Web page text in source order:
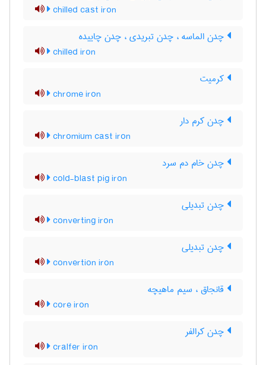
chilled cast iron
چدن الماسه ، چدن تبریدی ، چدن چاییده
chilled iron
کرمیت
chrome iron
چدن کرم دار
chromium cast iron
چدن خام دم سرد
cold-blast pig iron
چدن تبدیلی
converting iron
چدن تبدیلی
convertion iron
قانجاق ، سیم ماهیچه
core iron
چدن کرالفر
cralfer iron